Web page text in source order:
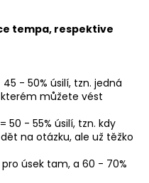
tempa, respektive
45 - 50% úsilí, tzn. jedná
můžete vést
= 50 - 55% úsilí, tzn. kdy
na otázku, ale už těžko
pro úsek tam, a 60 - 70%